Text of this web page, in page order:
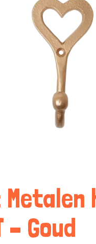
Metalen
– Goud